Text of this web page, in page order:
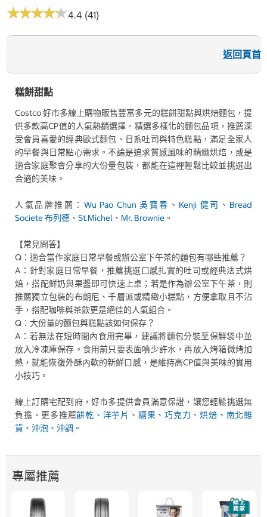
★★★★★
★★★★★4.4 (41)
返回頁首
糕餅甜點
Costco 好市多線上購物販售豐富多元的糕餅甜點與烘焙麵包，提
供多款高CP值的人氣熱銷選擇。精選多樣化的麵包品項，推薦深
受會員喜愛的經典歐式麵包、日系吐司與特色糕點，滿足全家人
的早餐與日常點心需求。不論是追求質感風味的精緻烘焙，或是
適合家庭聚會分享的大份量包裝，都能在這裡輕鬆比較並挑選出
合適的美味。
人氣品牌推薦： Wu Pao Chun 吳寶春 、 Kenji 健司 、 Bread
Societe 布列德 、 St.Michel 、 Mr. Brownie 。
【常見問答】
Q：適合當作家庭日常早餐或辦公室下午茶的麵包有哪些推薦？
A：針對家庭日常早餐，推薦挑選口感扎實的吐司或經典法式烘
焙，搭配鮮奶與果醬即可快速上桌；若是作為辦公室下午茶，則
推薦獨立包裝的布朗尼、千層派或精緻小糕點，方便拿取且不沾
手，搭配咖啡與茶飲更是絕佳的人氣組合。
Q：大份量的麵包與糕點該如何保存？
A：若無法在短時間內食用完畢，建議將麵包分裝至保鮮袋中並
放入冷凍庫保存。食用前只要表面噴少許水，再放入烤箱微烤加
熱，就能恢復外酥內軟的新鮮口感，是維持高CP值與美味的實用
小技巧。
線上訂購宅配到府，好市多提供會員滿意保證，讓您輕鬆挑選無
負擔。更多推薦餅乾、洋芋片 、 糖果、巧克力 、烘焙、南北雜
貨 、 沖泡、沖調 。
專屬推薦